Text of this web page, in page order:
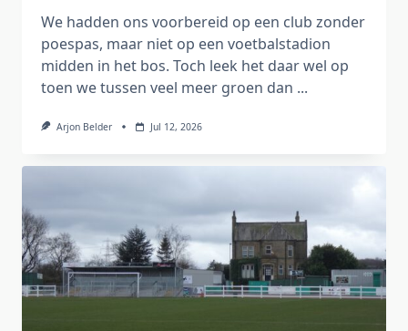
We hadden ons voorbereid op een club zonder
poespas, maar niet op een voetbalstadion
midden in het bos. Toch leek het daar wel op
toen we tussen veel meer groen dan ...
Arjon Belder Jul 12, 2026